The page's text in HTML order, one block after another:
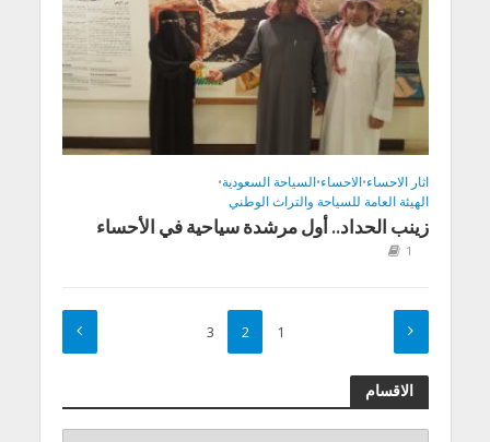
اثار الاحساء•الاحساء•السياحة السعودية•
الهيئة العامة للسياحة والتراث الوطني
زينب الحداد.. أول مرشدة سياحية في الأحساء
1
1
2
3
الاقسام